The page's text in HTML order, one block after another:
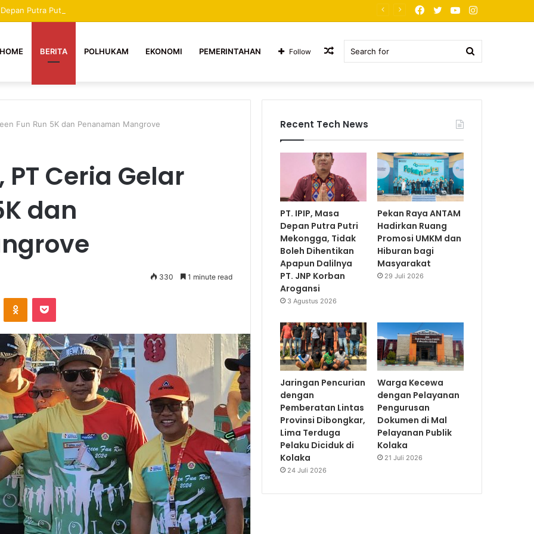
Depan Putra Putri Mekongga, Tidak Boleh Dihentikan Apapun Dalilnya PT. JNP Korban Arogansi YouTube
Twitter
Facebook
HOME BERITA POLHUKAM EKONOMI PEMERINTAHAN Random
Follow
Fun Run 5K dan Penanaman Mangrove
PT Ceria Gelar
dan
330 1 minute read
Recent Tech News
PT. IPIP, Masa
Depan Putra Putri
Mekongga, Tidak
Boleh Dihentikan
Apapun Dalilnya
PT. JNP Korban
Arogansi
3 Agustus 2026
Pekan Raya ANTAM
Hadirkan Ruang
Promosi UMKM dan
Hiburan bagi
Masyarakat
29 Juli 2026
Jaringan Pencurian
dengan
Pemberatan Lintas
Provinsi Dibongkar,
Lima Terduga
Pelaku Diciduk di
Kolaka
24 Juli 2026
Warga Kecewa
dengan Pelayanan
Pengurusan
Dokumen di Mal
Pelayanan Publik
Kolaka
21 Juli 2026